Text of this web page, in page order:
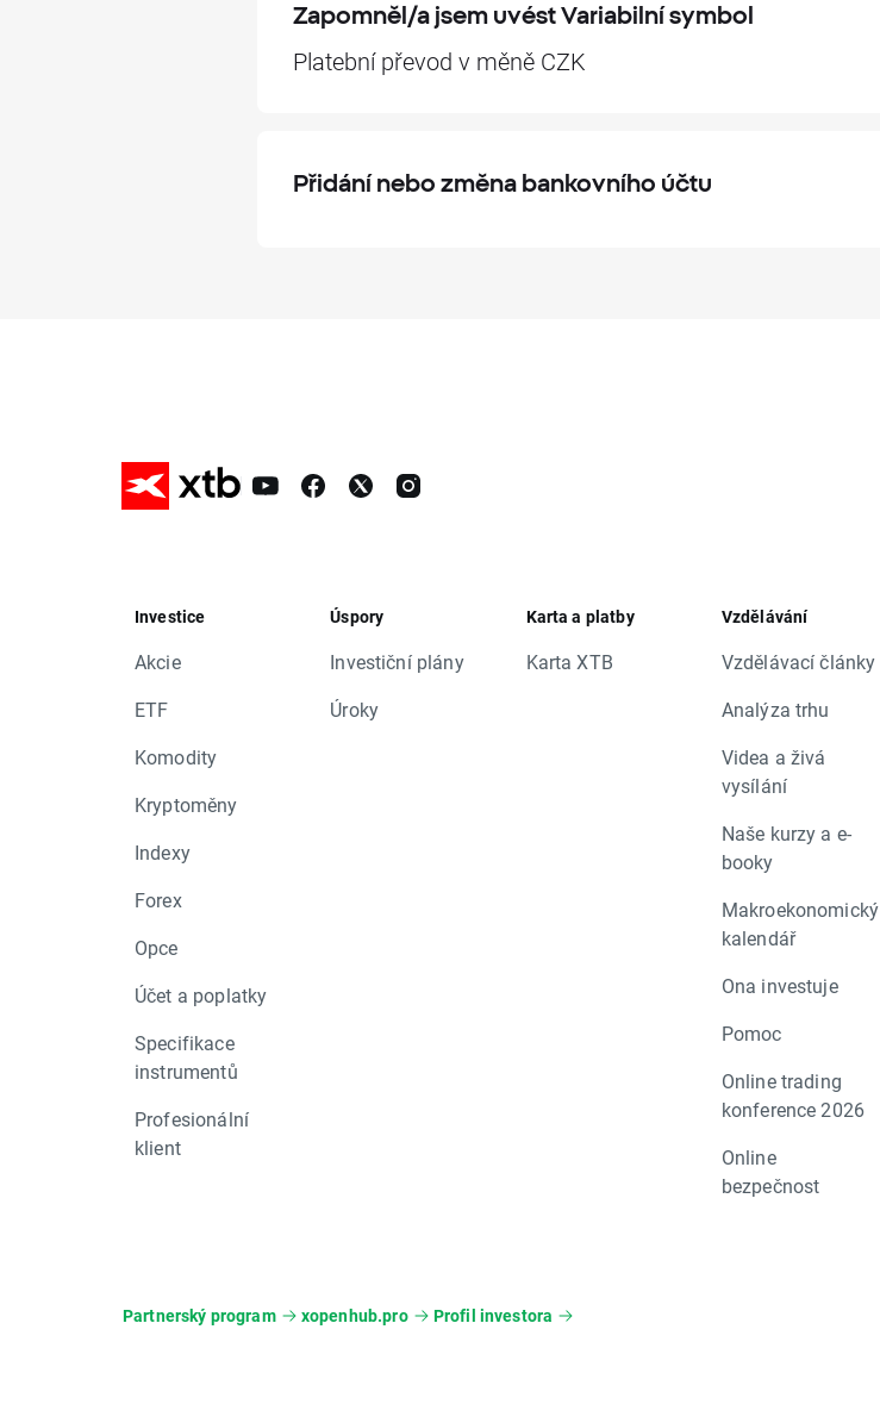
Zapomněl/a jsem uvést Variabilní symbol
Platební převod v měně CZK
Přidání nebo změna bankovního účtu
Investice
Akcie
ETF
Komodity
Kryptoměny
Indexy
Forex
Opce
Účet a poplatky
Specifikace
instrumentů
Profesionální
klient
Úspory
Investiční plány
Úroky
Karta a platby
Karta XTB
Vzdělávání
Vzdělávací články
Analýza trhu
Videa a živá
vysílání
Naše kurzy a e-
booky
Makroekonomický
kalendář
Ona investuje
Pomoc
Online trading
konference 2026
Online
bezpečnost
Partnerský program xopenhub.pro Profil investora